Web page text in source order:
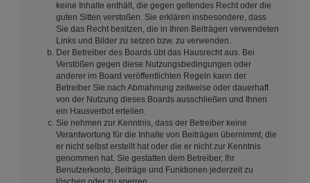
keine Inhalte enthält, die gegen geltendes Recht oder die
guten Sitten verstoßen. Sie erklären insbesondere, dass
Sie das Recht besitzen, die in Ihren Beiträgen verwendeten
Links und Bilder zu setzen bzw. zu verwenden.
Der Betreiber des Boards übt das Hausrecht aus. Bei
Verstößen gegen diese Nutzungsbedingungen oder
anderer im Board veröffentlichten Regeln kann der
Betreiber Sie nach Abmahnung zeitweise oder dauerhaft
von der Nutzung dieses Boards ausschließen und Ihnen
ein Hausverbot erteilen.
Sie nehmen zur Kenntnis, dass der Betreiber keine
Verantwortung für die Inhalte von Beiträgen übernimmt, die
er nicht selbst erstellt hat oder die er nicht zur Kenntnis
genommen hat. Sie gestatten dem Betreiber, Ihr
Benutzerkonto, Beiträge und Funktionen jederzeit zu